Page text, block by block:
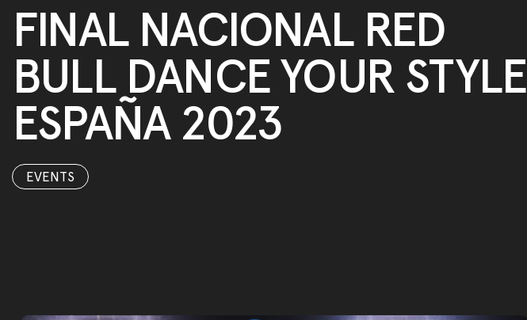
FINAL NACIONAL RED
BULL DANCE YOUR STYLE
ESPAÑA 2023
EVENTS